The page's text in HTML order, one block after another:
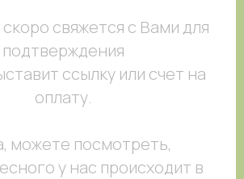
свяжется с Вами для
подтверждения
ссылку или счет на
оплату.
можете посмотреть,
у нас происходит в